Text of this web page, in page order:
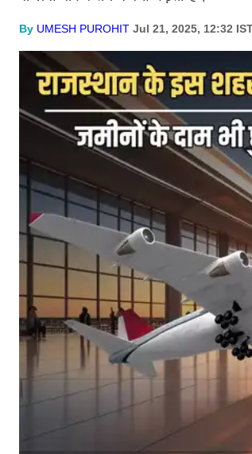
By UMESH PUROHIT Jul 21, 2025, 12:32